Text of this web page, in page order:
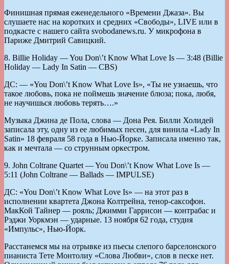
Финишная прямая еженедельного «Времени Джаза». Вы
слушаете нас на коротких и средних «Свободы», LIVE или в
подкасте с нашего сайта svobodanews.ru. У микрофона в
Париже Дмитрий Савицкий.
8. Billie Holiday — You Don\’t Know What Love Is — 3:48 (Billie
Holiday — Lady In Satin — CBS)
ДС: — «You Don\’t Know What Love Is», «Ты не узнаешь, что
такое любовь, пока не поймешь значение блюза; пока, любя,
не научишься любовь терять….»
Музыка Джина де Пола, слова — Дона Рея. Билли Холидей
записала эту, одну из ее любимых песен, для винила «Lady In
Satin» 18 февраля 58 года в Нью-Йорке. Записала именно так,
как и мечтала — со струнным оркестром.
9. John Coltrane Quartet — You Don\’t Know What Love Is —
5:11 (John Coltrane — Ballads — IMPULSE)
ДС: «You Don\’t Know What Love Is» — на этот раз в
исполнении квартета Джона Колтрейна, тенор-саксофон.
МакКой Тайнер — рояль; Джимми Гаррисон — контрабас и
Рэджи Уоркмэн — ударные. 13 ноября 62 года, студия
«Импульс», Нью-Йорк.
Расстанемся мы на отрывке из пьесы слепого барселонского
пианиста Тете Монтолиу «Слова Любви», слов в песке нет.